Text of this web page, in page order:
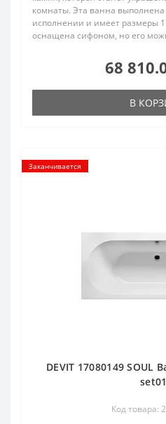
комнаты. Эта ванна
исполнении и имеет размеры
оснащена сифоном, но его
68
В
Заканчивается
DEVIT 17080149 SOUL
Код товара: